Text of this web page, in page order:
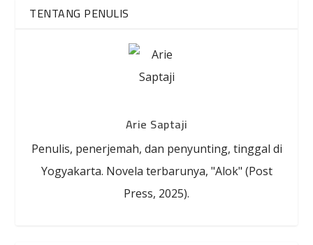
TENTANG PENULIS
Arie Saptaji
Penulis, penerjemah, dan penyunting, tinggal di
Yogyakarta. Novela terbarunya, "Alok" (Post
Press, 2025).